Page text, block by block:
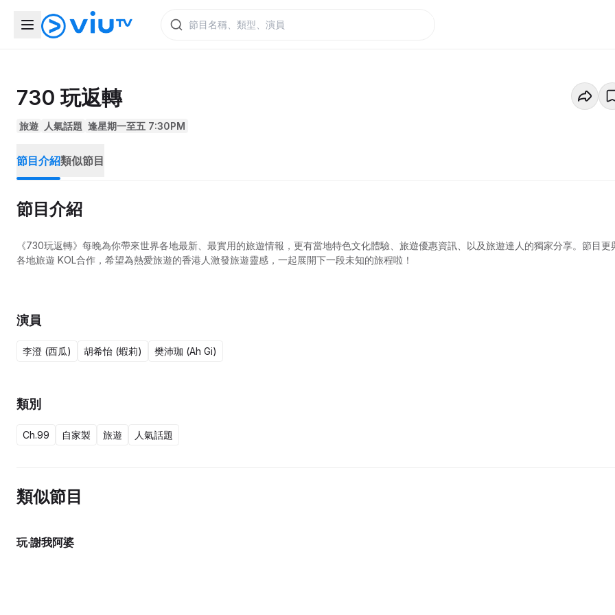
730 玩返轉
旅遊 人氣話題 逢星期一至五 7:30PM
節目介紹類似節目
節目介紹
《730玩返轉》每晚為你帶來世界各地最新、最實用的旅遊情報，更有當地特色文化體驗、旅遊優惠資訊、以及旅遊達人的獨家分享。節目更
各地旅遊 KOL合作，希望為熱愛旅遊的香港人激發旅遊靈感，一起展開下一段未知的旅程啦！
演員
李澄 (西瓜) 胡希怡 (蝦莉) 樊沛珈 (Ah Gi)
類別
Ch.99 自家製 旅遊 人氣話題
類似節目
玩‧謝我阿婆